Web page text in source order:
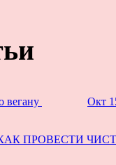
вегану Окт
ПРОВЕСТИ